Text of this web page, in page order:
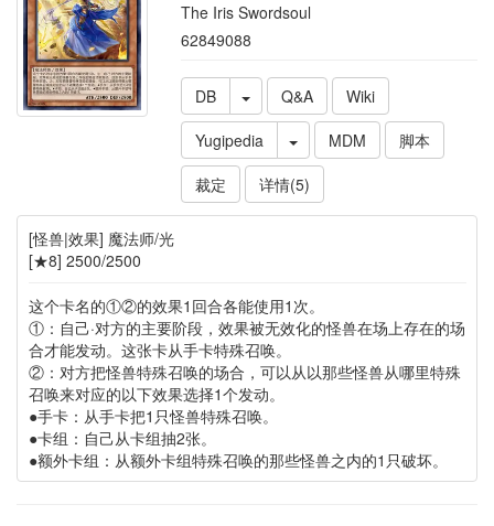
The Iris Swordsoul
62849088
DB Q&A
Wiki
Yugipedia
MDM
脚本
裁定
详情(5)
[怪兽|效果] 魔法师/光
[★8] 2500/2500
这个卡名的①②的效果1回合各能使用1次。
①：自己·对方的主要阶段，效果被无效化的怪兽在场上存在的场
合才能发动。这张卡从手卡特殊召唤。
②：对方把怪兽特殊召唤的场合，可以从以那些怪兽从哪里特殊
召唤来对应的以下效果选择1个发动。
●手卡：从手卡把1只怪兽特殊召唤。
●卡组：自己从卡组抽2张。
●额外卡组：从额外卡组特殊召唤的那些怪兽之内的1只破坏。